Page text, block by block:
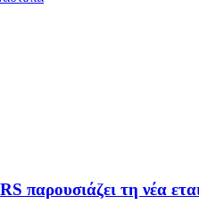
τη νέα